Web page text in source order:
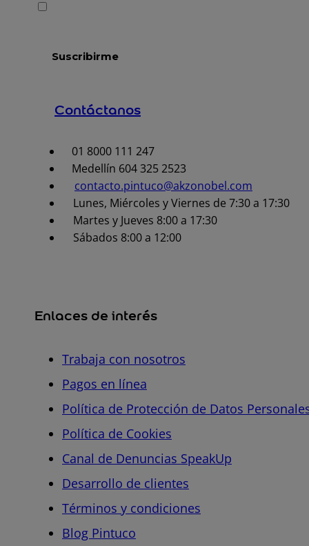
Contáctanos
01 8000 111 247
Medellín 604 325 2523
contacto.pintuco@akzonobel.com
Lunes, Miércoles y Viernes de 7:30 a 17:30
Martes y Jueves 8:00 a 17:30
Sábados 8:00 a 12:00
Enlaces de interés
Trabaja con nosotros
Pagos en línea
Política de Protección de Datos
Política de Cookies
Canal de Denuncias SpeakUp
Desarrollo de clientes
Términos y condiciones
Blog Pintuco